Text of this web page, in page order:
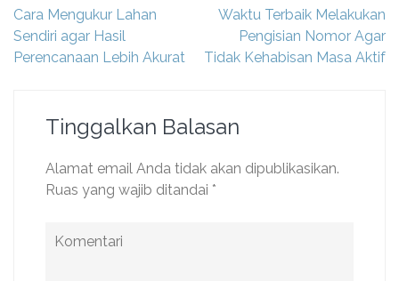
Navigasi
pos
Cara Mengukur Lahan
Sendiri agar Hasil
Perencanaan Lebih Akurat
Waktu Terbaik Melakukan
Pengisian Nomor Agar
Tidak Kehabisan Masa Aktif
Tinggalkan Balasan
Alamat email Anda tidak akan dipublikasikan.
Ruas yang wajib ditandai *
Komentari